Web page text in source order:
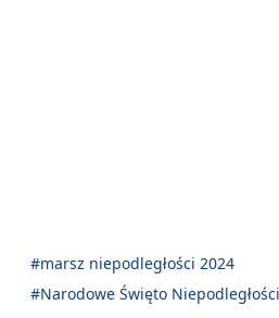
#marsz niepodległości 2024
#Narodowe Święto Niepodległości